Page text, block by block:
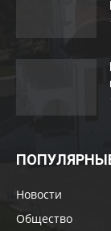
Новости
Общество